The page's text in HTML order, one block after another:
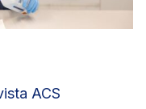
ACS